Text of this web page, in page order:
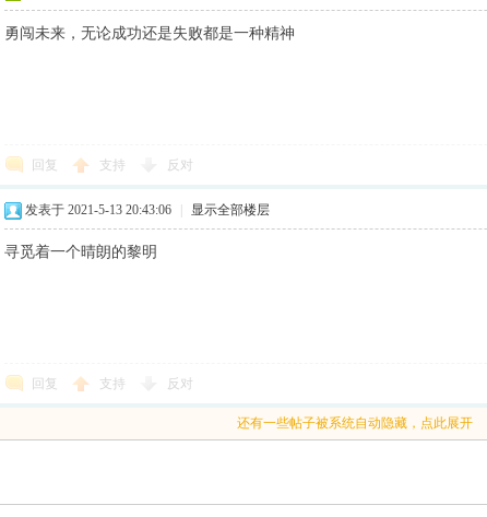
勇闯未来，无论成功还是失败都是一种精神
回复 支持 反对
发表于 2021-5-13 20:43:06 显示全部楼层
寻觅着一个晴朗的黎明
回复 支持 反对
还有一些帖子被系统自动隐藏，点此展开